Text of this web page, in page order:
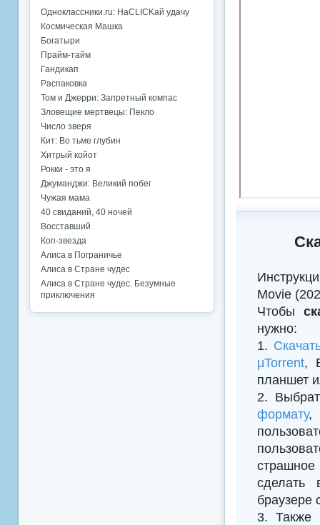
Movie
Чтобы
нужно:
1.
µTorrent,
планшет
2.
формату,
сделать
браузере
3. Также
Одноклассники.ru: НаCLICKай удачу
Космическая Машка
Богатыри
Прайм-тайм
Гандикап
Распаковка
Том и Джерри: Запретный компас
Зловещие мертвецы: Пекло
Число зверя
Кит: Во тьме глубин
Хитрый койот
Рокки - это я
Джуманджи: Великий побег
Чужая мама
40 свиданий, 40 ночей
Восставший
Коп-звезда
Алиса в Пограничье
Алиса в Стране чудес
Алиса в Стране чудес. Безумные
приключения